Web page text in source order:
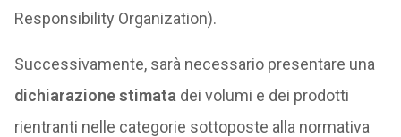
Responsibility Organization).
Successivamente, sarà necessario presentare una
dichiarazione stimata dei volumi e dei prodotti
rientranti nelle categorie sottoposte alla normativa